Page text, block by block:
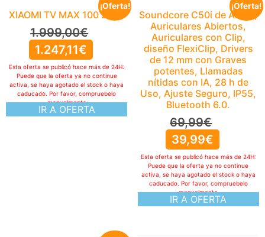
¡Oferta!
XIAOMI TV MAX 100 2025
1.999,00€
1.247,11€
IR A OFERTA
Esta oferta se publicó hace más de 24H:
Puede que la oferta ya no continue
activa, se haya agotado el stock o haya
caducado. Por favor, compruebelo
manualmente
¡Oferta!
Soundcore C50i de Anker,
Auriculares Abiertos,
Auriculares con Clip,
diseño FlexiClip, Drivers
de 12 mm con Graves
potentes, Llamadas
nítidas con IA, 28 h de
Uso, Ajuste Seguro, IP55,
Bluetooth 6.0.
69,99€
39,99€
IR A OFERTA
Esta oferta se publicó hace más de 24H:
Puede que la oferta ya no continue
activa, se haya agotado el stock o haya
caducado. Por favor, compruebelo
manualmente